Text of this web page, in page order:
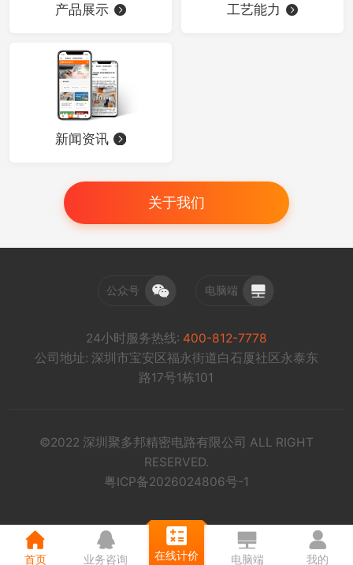
产品展示 工艺能力
新闻资讯
关于我们
公众号 电脑端
24小时服务热线: 400-812-7778
公司地址: 深圳市宝安区福永街道白石厦社区永泰东
路17号1栋101
©2022 深圳聚多邦精密电路有限公司 ALL RIGHT
RESERVED.
粤ICP备2026024806号-1
首页 业务咨询 在线计价 电脑端 我的